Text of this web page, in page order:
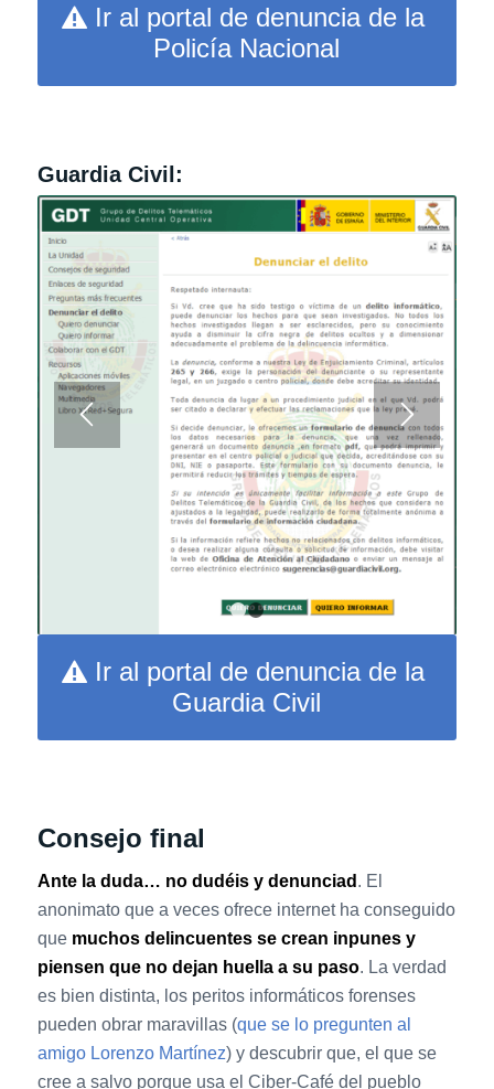
Ir al portal de denuncia de la
Policía Nacional
Guardia Civil:
Ir al portal de denuncia de la
Guardia Civil
Consejo final
Ante la duda… no dudéis y denunciad . El
anonimato que a veces ofrece internet ha conseguido
que muchos delincuentes se crean inpunes y
piensen que no dejan huella a su paso. La verdad
es bien distinta, los peritos informáticos forenses
pueden obrar maravillas (que se lo pregunten al
amigo Lorenzo Martínez) y descubrir que, el que se
cree a salvo porque usa el Ciber-Café del pueblo